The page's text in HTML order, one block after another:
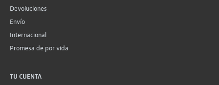
Devoluciones
Envío
Internacional
Promesa de por vida
TU CUENTA